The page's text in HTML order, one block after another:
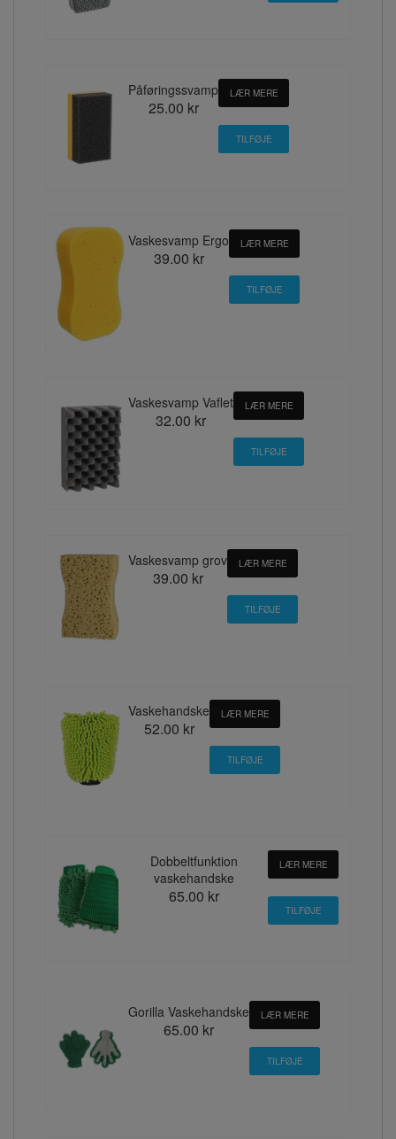
Påføringssvamp
25.00 kr
LÆR MERE
Vaskesvamp Ergo
39.00 kr
LÆR MERE
Vaskesvamp Vaflet
32.00 kr
LÆR MERE
Vaskesvamp grov
39.00 kr
LÆR MERE
Vaskehandske
52.00 kr
LÆR MERE
Dobbeltfunktion
vaskehandske
65.00 kr
LÆR MERE
Gorilla Vaskehandske
65.00 kr
LÆR MERE